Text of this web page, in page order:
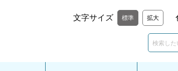
文字サイズ 標準 拡大